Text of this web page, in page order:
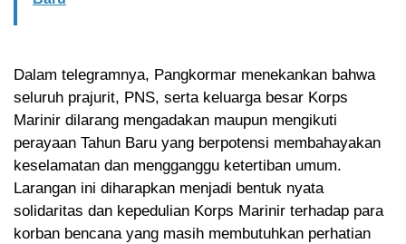
Dalam telegramnya, Pangkormar menekankan bahwa
seluruh prajurit, PNS, serta keluarga besar Korps
Marinir dilarang mengadakan maupun mengikuti
perayaan Tahun Baru yang berpotensi membahayakan
keselamatan dan mengganggu ketertiban umum.
Larangan ini diharapkan menjadi bentuk nyata
solidaritas dan kepedulian Korps Marinir terhadap para
korban bencana yang masih membutuhkan perhatian